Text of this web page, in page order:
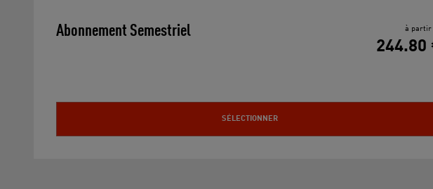
Abonnement Semestriel à partir
244.80
SÉLECTIONNER